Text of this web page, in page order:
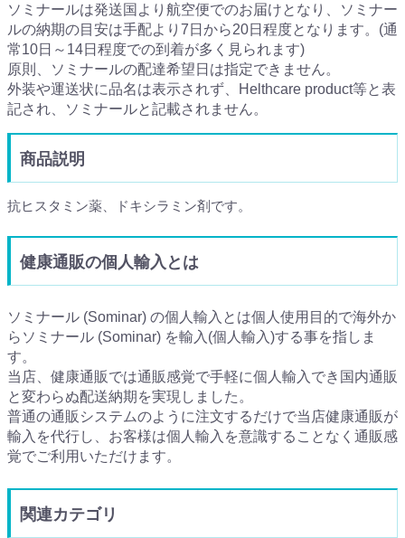
ソミナールは発送国より航空便でのお届けとなり、ソミナー
ルの納期の目安は手配より7日から20日程度となります。(通
常10日～14日程度での到着が多く見られます)
原則、ソミナールの配達希望日は指定できません。
外装や運送状に品名は表示されず、Helthcare product等と表
記され、ソミナールと記載されません。
商品説明
抗ヒスタミン薬、ドキシラミン剤です。
健康通販の個人輸入とは
ソミナール (Sominar) の個人輸入とは個人使用目的で海外か
らソミナール (Sominar) を輸入(個人輸入)する事を指しま
す。
当店、健康通販では通販感覚で手軽に個人輸入でき国内通販
と変わらぬ配送納期を実現しました。
普通の通販システムのように注文するだけで当店健康通販が
輸入を代行し、お客様は個人輸入を意識することなく通販感
覚でご利用いただけます。
関連カテゴリ